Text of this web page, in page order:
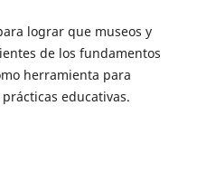
lograr que museos y
de los fundamentos
herramienta para
educativas.